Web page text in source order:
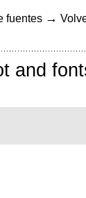
fuentes →
and